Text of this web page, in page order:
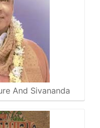
And Sivananda